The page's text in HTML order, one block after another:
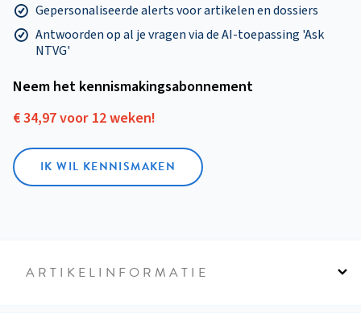
Gepersonaliseerde alerts voor artikelen en dossiers
Antwoorden op al je vragen via de AI-toepassing 'Ask
NTVG'
Neem het kennismakings­abonnement
€ 34,97 voor 12 weken!
IK WIL KENNISMAKEN
ARTIKELINFORMATIE